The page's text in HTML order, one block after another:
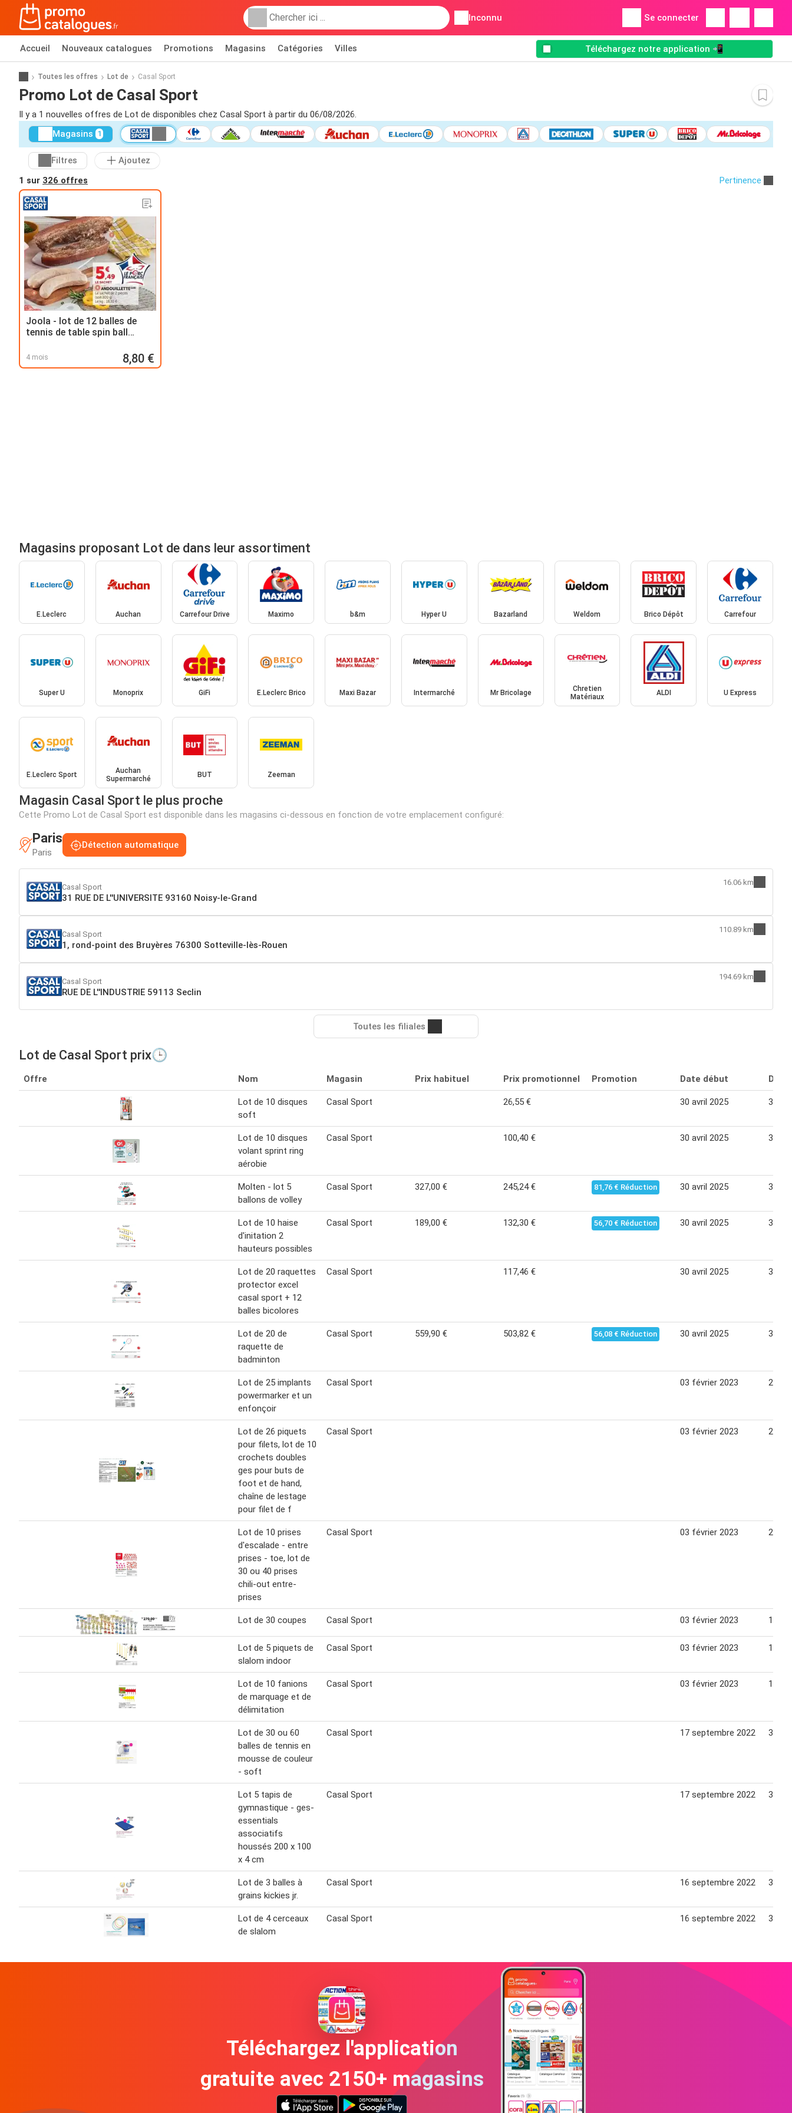
Inconnu Se connecter
Accueil Nouveaux catalogues Promotions Magasins Catégories Villes Téléchargez notre application 📲
Toutes les offres Lot de Casal Sport
Promo Lot de Casal Sport
Il y a 1 nouvelles offres de Lot de disponibles chez Casal Sport à partir du 06/08/2026.
Magasins 1
Filtres
Ajoutez
1 sur 326 offres Pertinence
Joola - lot de 12 balles de
tennis de table spin ball
4 mois 8,80 €
Magasins proposant Lot de dans leur assortiment
E.Leclerc Auchan Carrefour Drive Maximo b&m Hyper U Bazarland Weldom Brico Dépôt Carrefour
Super U Monoprix GiFi E.Leclerc Brico Maxi Bazar Intermarché Mr Bricolage
Chretien
Matériaux
ALDI U Express
E.Leclerc Sport
Auchan
Supermarché
BUT Zeeman
Magasin Casal Sport le plus proche
Cette Promo Lot de Casal Sport est disponible dans les magasins ci-dessous en fonction de votre emplacement configuré:
Paris
Paris
Détection automatique
Casal Sport
31 RUE DE L''UNIVERSITE 93160 Noisy-le-Grand
16.06 km
Casal Sport
1, rond-point des Bruyères 76300 Sotteville-lès-Rouen
110.89 km
Casal Sport
RUE DE L''INDUSTRIE 59113 Seclin
194.69 km
Toutes les filiales
Lot de Casal Sport prix🕒
Offre Nom Magasin Prix habituel Prix promotionnel Promotion Date début Date
Lot de 10 disques
soft
Casal Sport 26,55 € 30 avril 2025 31
Lot de 10 disques
volant sprint ring
aérobie
Casal Sport 100,40 € 30 avril 2025 31
Molten - lot 5
ballons de volley
Casal Sport 327,00 € 245,24 € 81,76 € Réduction 30 avril 2025 31
Lot de 10 haise
d'initation 2
hauteurs possibles
Casal Sport 189,00 € 132,30 € 56,70 € Réduction 30 avril 2025 31
Lot de 20 raquettes
protector excel
casal sport + 12
balles bicolores
Casal Sport 117,46 € 30 avril 2025 31
Lot de 20 de
raquette de
badminton
Casal Sport 559,90 € 503,82 € 56,08 € Réduction 30 avril 2025 31
Lot de 25 implants
powermarker et un
enfonçoir
Casal Sport 03 février 2023 20
Lot de 26 piquets
pour filets, lot de 10
crochets doubles
ges pour buts de
foot et de hand,
chaîne de lestage
pour filet de f
Casal Sport 03 février 2023 20
Lot de 10 prises
d'escalade - entre
prises - toe, lot de
30 ou 40 prises
chili-out entre-
prises
Casal Sport 03 février 2023 20
Lot de 30 coupes Casal Sport 03 février 2023 19
Lot de 5 piquets de
slalom indoor
Casal Sport 03 février 2023 19
Lot de 10 fanions
de marquage et de
délimitation
Casal Sport 03 février 2023 19
Lot de 30 ou 60
balles de tennis en
mousse de couleur
- soft
Casal Sport 17 septembre 2022 30
Lot 5 tapis de
gymnastique - ges-
essentials
associatifs
houssés 200 x 100
x 4 cm
Casal Sport 17 septembre 2022 30
Lot de 3 balles à
grains kickies jr.
Casal Sport 16 septembre 2022 30
Lot de 4 cerceaux
de slalom
Casal Sport 16 septembre 2022 30
Téléchargez l'application
gratuite avec 2150+ magasins